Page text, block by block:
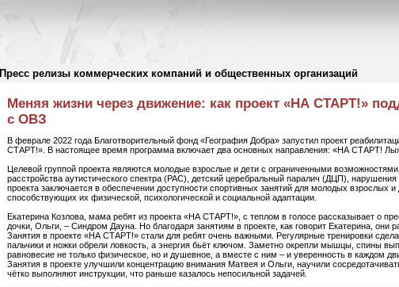
Пресс релизы коммерческих компаний и общественных организаций
Пресс-релизы//
Меняя жизни через движение: как проект «НА СТАРТ!»
с ОВЗ
В феврале 2022 года Благотворительный фонд «География Добра» запустил проект
СТАРТ!». В настоящее время программа включает два основных направления: «НА СТАРТ!
Целевой группой проекта являются молодые взрослые и дети с ограниченными
расстройства аутистического спектра (РАС), детский церебральный паралич (ДЦП),
проекта заключается в обеспечении доступности спортивных занятий для молодых взрослых
способствующих их физической, психологической и социальной адаптации.
Екатерина Козлова, мама ребят из проекта «НА СТАРТ!», с теплом в голосе рассказывает о
дочки, Ольги, – Синдром Дауна. Но благодаря занятиям в проекте, как говорит Екатерина, они
Занятия в проекте «НА СТАРТ!» стали для ребят очень важными. Регулярные тренировки
пальчики и ножки обрели ловкость, а энергия бьёт ключом. Заметно окрепли мышцы, спины
равновесие не только физическое, но и душевное, а вместе с ним – и уверенность в каждом
Занятия в проекте улучшили концентрацию внимания Матвея и Ольги, научили
чётко выполняют инструкции, что раньше казалось непосильной задачей.